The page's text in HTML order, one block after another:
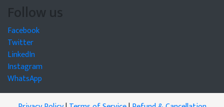
Follow us
Facebook
Twitter
LinkedIn
Instagram
WhatsApp